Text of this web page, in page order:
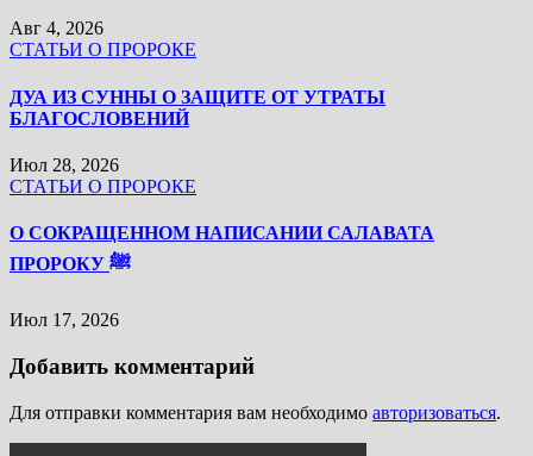
Авг 4, 2026
СТАТЬИ О ПРОРОКЕ
ДУА ИЗ СУННЫ О ЗАЩИТЕ ОТ УТРАТЫ
БЛАГОСЛОВЕНИЙ
Июл 28, 2026
СТАТЬИ О ПРОРОКЕ
О СОКРАЩЕННОМ НАПИСАНИИ САЛАВАТА
ПРОРОКУ ﷺ
Июл 17, 2026
Добавить комментарий
Для отправки комментария вам необходимо авторизоваться.